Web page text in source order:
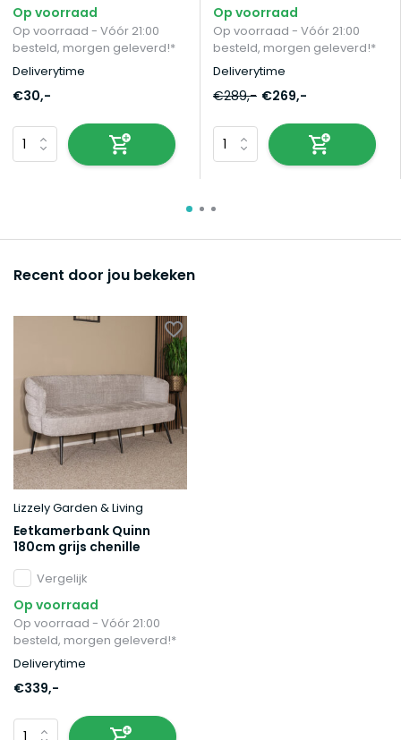
Op voorraad
Op voorraad - Vóór 21:00
besteld, morgen geleverd!*
Deliverytime
€30,-
Op voorraad
Op voorraad - Vóór 21:00
besteld, morgen geleverd!*
Deliverytime
€289,- €269,-
Recent door jou bekeken
Lizzely Garden & Living
Eetkamerbank Quinn
180cm grijs chenille
Vergelijk
Op voorraad
Op voorraad - Vóór 21:00
besteld, morgen geleverd!*
Deliverytime
€339,-